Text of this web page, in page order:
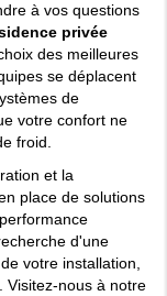
à vos questions
privée
des meilleures
se déplacent
de
votre confort ne
froid.
et la
place de solutions
d'une
votre installation,
Visitez-nous à notre